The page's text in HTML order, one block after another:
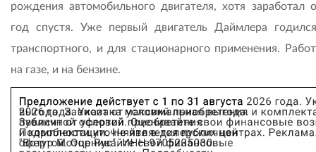
рождения автомобильного двигателя, хотя заработал
год спустя. Уже первый двигатель Даймлера
транспортного, и для стационарного применения.
на газе, и на бензине.